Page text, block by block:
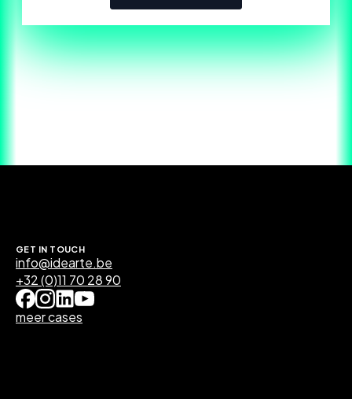
GET IN TOUCH
info@idearte.be
+32 (0)11 70 28 90
meer cases